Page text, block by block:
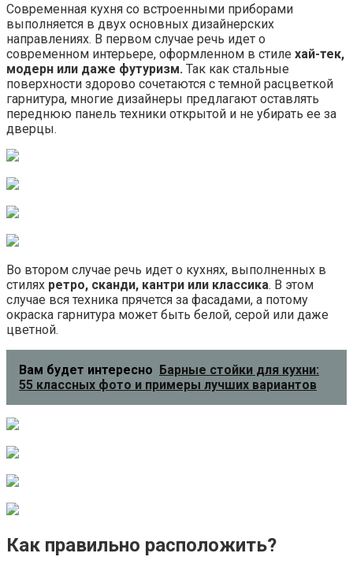
Современная кухня со встроенными приборами
выполняется в двух основных дизайнерских
направлениях. В первом случае речь идет о
современном интерьере, оформленном в стиле хай-тек,
модерн или даже футуризм. Так как стальные
поверхности здорово сочетаются с темной расцветкой
гарнитура, многие дизайнеры предлагают оставлять
переднюю панель техники открытой и не убирать ее за
дверцы.
Во втором случае речь идет о кухнях, выполненных в
стилях ретро, сканди, кантри или классика. В этом
случае вся техника прячется за фасадами, а потому
окраска гарнитура может быть белой, серой или даже
цветной.
Вам будет интересно Барные стойки для кухни:
55 классных фото и примеры лучших вариантов
Как правильно расположить?